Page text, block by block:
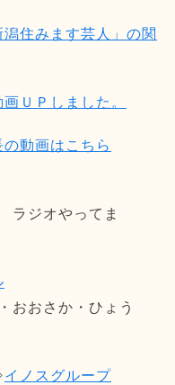
住みます芸人」の関
ＵＰしました。
動画はこちら
ジオやってま
おおさか・ひょう
イノスグループ